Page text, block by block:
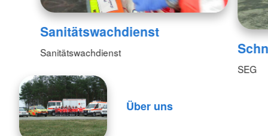
Sanitätswachdienst
Sanitätswachdienst
SEG
Über uns